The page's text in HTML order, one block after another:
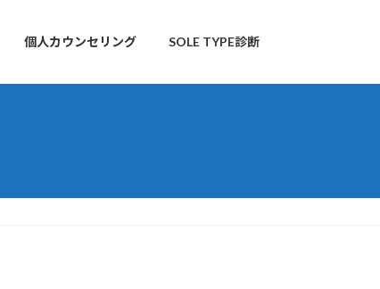
個人カウンセリング SOLE TYPE診断